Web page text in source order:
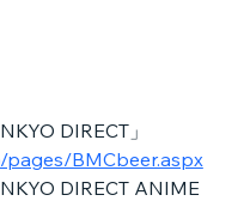
DIRECT」
BMCbeer.aspx
DIRECT ANIME